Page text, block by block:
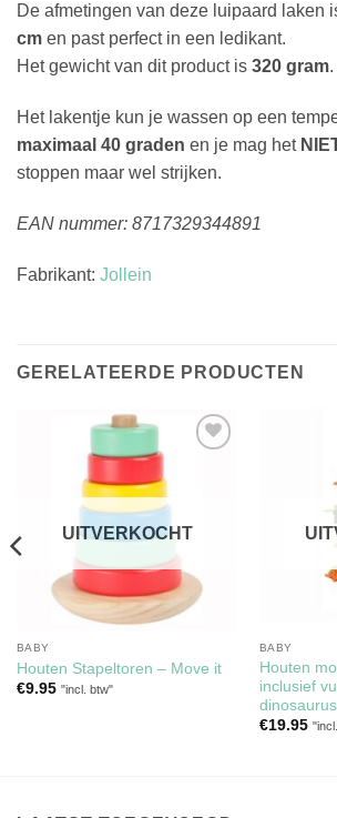
De afmetingen van deze luipaard laken
cm en past perfect in een ledikant.
Het gewicht van dit product is 320 gram.
Het lakentje kun je wassen op een
maximaal 40 graden en je mag het
stoppen maar wel strijken.
EAN nummer: 8717329344891
Fabrikant: Jollein
GERELATEERDE PRODUCTEN
verlanglijst
UITVERKOCHT
BABY
Houten Stapeltoren – Move it
€9.95 "incl. btw"
BABY
Houten
inclusief
€19.95